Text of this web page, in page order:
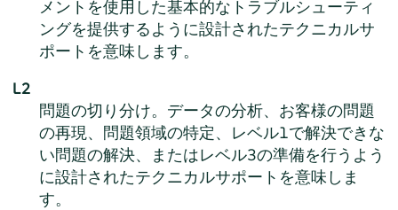
メントを使用した基本的なトラブルシューティ
ングを提供するように設計されたテクニカルサ
ポートを意味します。
L2
問題の切り分け。データの分析、お客様の問題
の再現、問題領域の特定、レベル1で解決できな
い問題の解決、またはレベル3の準備を行うよう
に設計されたテクニカルサポートを意味しま
す。